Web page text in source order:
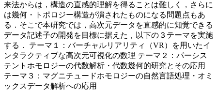
来法からは，構造の直感的理解を得ることは難しく，さらに
は幾何・トポロジー構造が潰されたものになる問題点もあ
る．そこで本研究では，高次元データを直感的に知覚できる
データ記述子の開発を目標に据えた，以下の３テーマを実施
する． テーマ１：バーチャルリアリティ（VR）を用いたイ
ンタラクティブな高次元可視化の数理 テーマ２：パーシス
テントホモロジーの代数解析・代数幾何的研究とその応用
テーマ３：マグニチュードホモロジーの自然言語処理・オミ
ックスデータ解析への応用